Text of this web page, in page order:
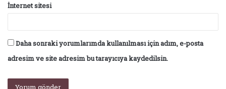
İnternet sitesi
Daha sonraki yorumlarımda kullanılması için adım, e-posta
adresim ve site adresim bu tarayıcıya kaydedilsin.